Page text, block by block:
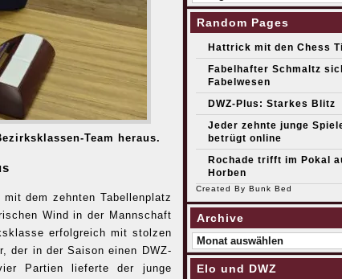
Team heraus.
dem zehnten Tabellenplatz
Wind in der Mannschaft
erfolgreich mit stolzen
der in der Saison einen DWZ-
Partien lieferte der junge
Random Pages
Hattrick mit den Chess
Fabelhafter Schmaltz
Fabelwesen
DWZ-Plus: Starkes Blitz
Jeder zehnte junge
betrügt online
Rochade trifft im Pokal
Horben
Created By Bunk Bed
Archive
Archive
Elo und DWZ